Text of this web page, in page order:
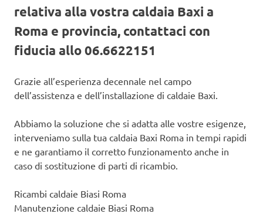
relativa alla vostra caldaia Baxi a
Roma e provincia, contattaci con
fiducia allo 06.6622151
Grazie all’esperienza decennale nel campo
dell’assistenza e dell’installazione di caldaie Baxi.
Abbiamo la soluzione che si adatta alle vostre esigenze,
interveniamo sulla tua caldaia Baxi Roma in tempi rapidi
e ne garantiamo il corretto funzionamento anche in
caso di sostituzione di parti di ricambio.
Ricambi caldaie Biasi Roma
Manutenzione caldaie Biasi Roma